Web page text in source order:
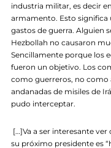
industria militar, es decir
armamento. Esto significa
gastos de guerra. Alguien
Hezbollah no causaron
Sencillamente porque los
fueron un objetivo. Los
como guerreros, no como
andanadas de misiles de
pudo interceptar.
[…]Va a ser interesante
su próximo presidente es